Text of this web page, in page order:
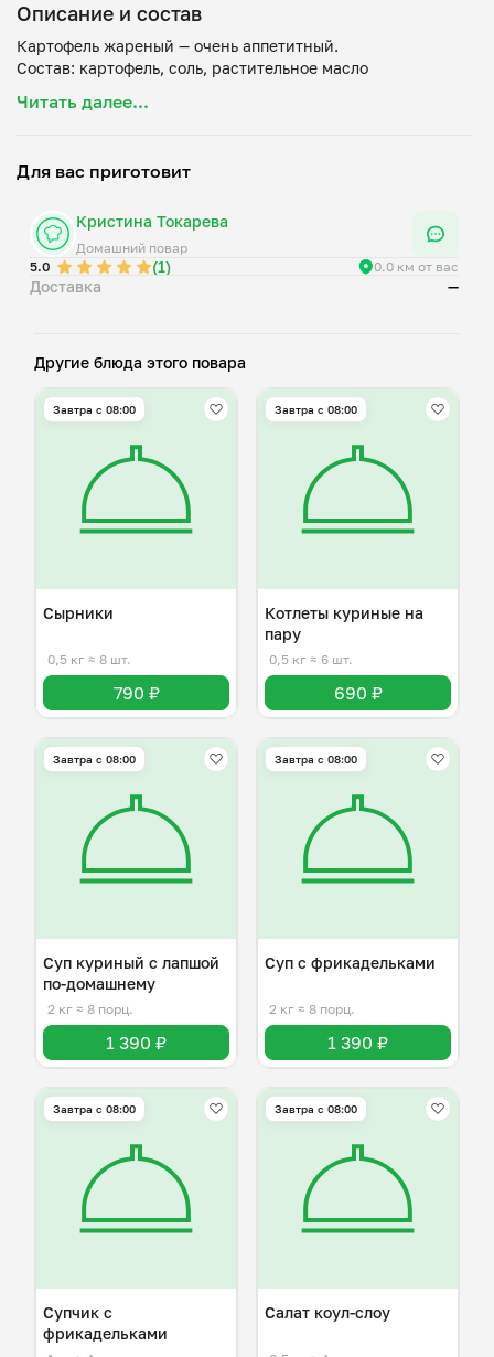
Описание и состав
Картофель жареный — очень аппетитный.
Читать далее...
Для вас приготовит
Кристина Токарева
Домашний повар
5.0
(1) 0.0 км от вас
Доставка —
Другие блюда этого повара
Завтра c 08:00
Сырники
0,5 кг ≈ 8 шт.
790 ₽
Завтра c 08:00
Котлеты куриные на
пару
0,5 кг ≈ 6 шт.
690 ₽
Завтра c 08:00
Суп куриный с лапшой
по-домашнему
2 кг ≈ 8 порц.
1 390 ₽
Завтра c 08:00
Суп с фрикадельками
2 кг ≈ 8 порц.
1 390 ₽
Завтра c 08:00
Супчик с
фрикадельками
Завтра c 08:00
Салат коул-слоу